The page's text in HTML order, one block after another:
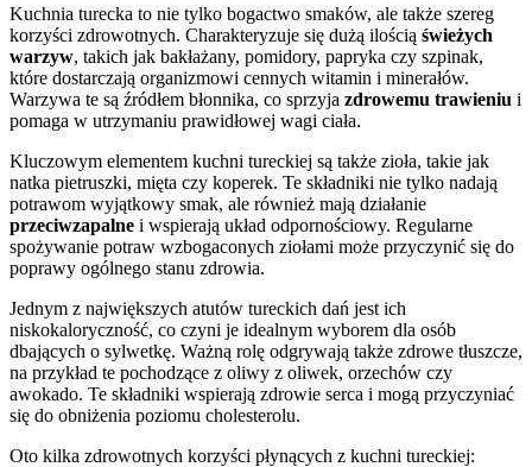
Kuchnia turecka to nie tylko bogactwo smaków, ale także szereg
korzyści zdrowotnych. Charakteryzuje się dużą ilością świeżych
warzyw, takich jak bakłażany, pomidory, papryka czy szpinak,
które dostarczają organizmowi cennych witamin i minerałów.
Warzywa te są źródłem błonnika, co sprzyja zdrowemu trawieniu i
pomaga w utrzymaniu prawidłowej wagi ciała.
Kluczowym elementem kuchni tureckiej są także zioła, takie jak
natka pietruszki, mięta czy koperek. Te składniki nie tylko nadają
potrawom wyjątkowy smak, ale również mają działanie
przeciwzapalne i wspierają układ odpornościowy. Regularne
spożywanie potraw wzbogaconych ziołami może przyczynić się do
poprawy ogólnego stanu zdrowia.
Jednym z największych atutów tureckich dań jest ich
niskokaloryczność, co czyni je idealnym wyborem dla osób
dbających o sylwetkę. Ważną rolę odgrywają także zdrowe tłuszcze,
na przykład te pochodzące z oliwy z oliwek, orzechów czy
awokado. Te składniki wspierają zdrowie serca i mogą przyczyniać
się do obniżenia poziomu cholesterolu.
Oto kilka zdrowotnych korzyści płynących z kuchni tureckiej: